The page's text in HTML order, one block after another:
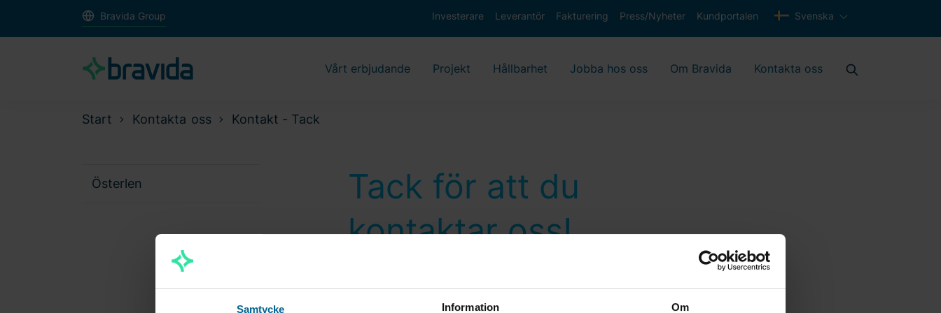
Samtycke Information Om
Bravida Group Investerare Leverantör Fakturering Press/Nyheter Kundportalen Svenska
Vårt erbjudande Projekt Hållbarhet Jobba hos oss Om Bravida Kontakta oss
Start Kontakta oss Kontakt - Tack
Österlen
Tack för att du
kontaktar oss!